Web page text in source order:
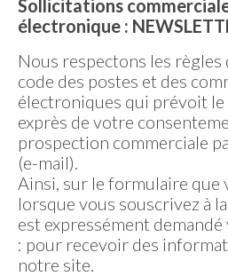
Sollicitations
électronique :
Nous respectons les règles
code des postes et des
électroniques qui prévoit
exprès de votre
prospection commerciale
(e-mail).
Ainsi, sur le formulaire que
lorsque vous souscrivez à
est expressément
: pour recevoir des
notre site.